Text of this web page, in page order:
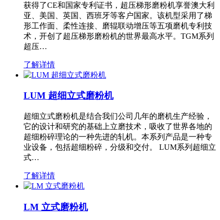
获得了CE和国家专利证书，超压梯形磨粉机享誉澳大利
亚、美国、英国、西班牙等客户国家。该机型采用了梯
形工作面、柔性连接、磨辊联动增压等五项磨机专利技
术，开创了超压梯形磨粉机的世界最高水平。TGM系列
超压…
了解详情
LUM 超细立式磨粉机
超细立式磨粉机是结合我们公司几年的磨机生产经验，
它的设计和研究的基础上立磨技术，吸收了世界各地的
超细粉碎理论的一种先进的轧机。本系列产品是一种专
业设备，包括超细粉碎，分级和交付。 LUM系列超细立
式…
了解详情
LM 立式磨粉机